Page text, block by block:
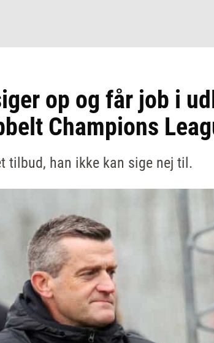
op og får job i
Champions
tilbud, han ikke kan sige nej til.